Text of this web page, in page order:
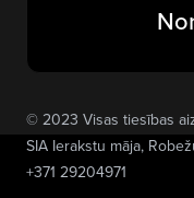
© 2023 Visas tiesības
SIA Ierakstu māja,
+371 29204971